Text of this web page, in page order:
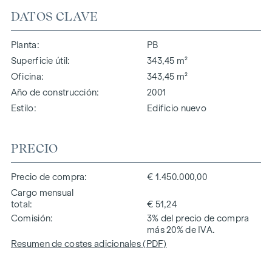
DATOS CLAVE
Planta
PB
Superficie útil
343,45 m²
Oficina
343,45 m²
Año de construcción
2001
Estilo
Edificio nuevo
PRECIO
Precio de compra
€ 1.450.000,00
Cargo mensual
total
€ 51,24
Comisión
3% del precio de compra
más 20% de IVA.
Resumen de costes adicionales (PDF)